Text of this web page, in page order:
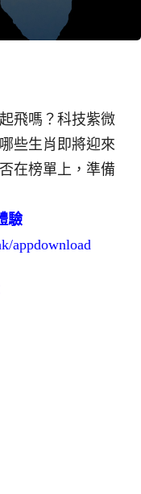
飛嗎？科技紫微
些生肖即將迎來
在榜單上，準備
驗
appdownload